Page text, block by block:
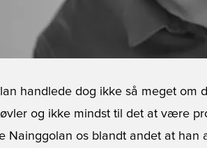
handlede dog ikke så meget om
og ikke mindst til det at være
Nainggolan os blandt andet at han